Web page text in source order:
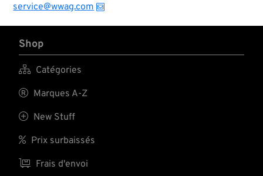
service@wwag.com
Shop
 Catégories
 Marques A-Z
 New Stuff
 Prix surbaissés
 Frais d'envoi